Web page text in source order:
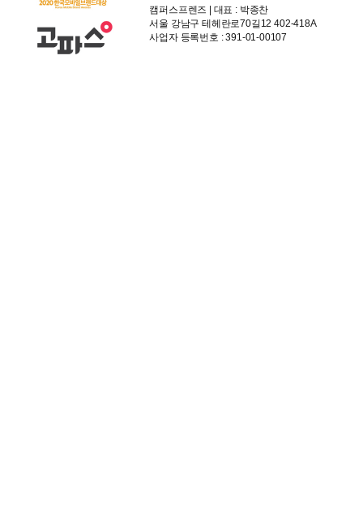
캠퍼스프렌즈 | 대표 : 박종찬
서울 강남구 테헤란로70길12 402-418A
사업자 등록번호 : 391-01-00107